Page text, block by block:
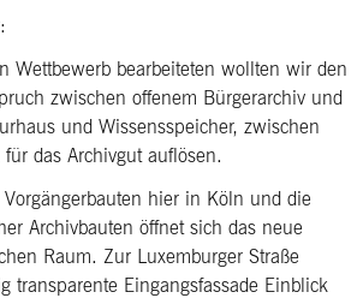
bearbeiteten wollten wir den
zwischen offenem Bürgerarchiv und
und Wissensspeicher, zwischen
das Archivgut auflösen.
hier in Köln und die
Archivbauten öffnet sich das neue
Raum. Zur Luxemburger Straße
transparente Eingangsfassade Einblick